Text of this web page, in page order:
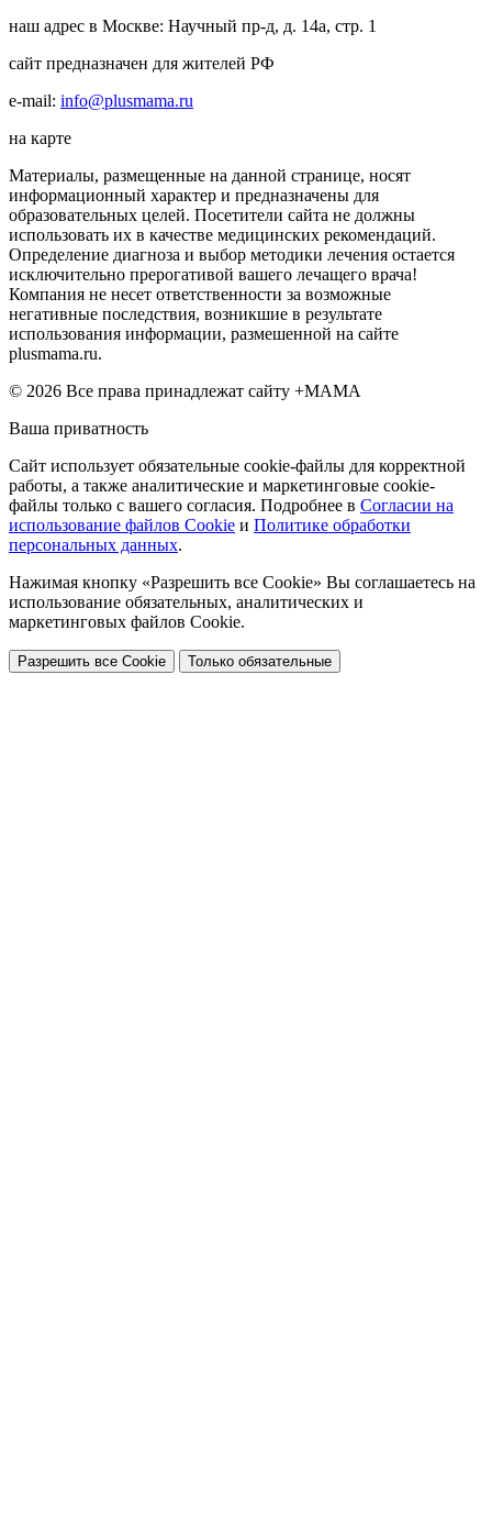
наш адрес в Москве: Научный пр-д, д. 14а, стр. 1
сайт предназначен для жителей РФ
e-mail: info@plusmama.ru
на карте
Материалы, размещенные на данной странице, носят
информационный характер и предназначены для
образовательных целей. Посетители сайта не должны
использовать их в качестве медицинских рекомендаций.
Определение диагноза и выбор методики лечения остается
исключительно прерогативой вашего лечащего врача!
Компания не несет ответственности за возможные
негативные последствия, возникшие в результате
использования информации, размешенной на сайте
plusmama.ru.
© 2026 Все права принадлежат сайту +МАМА
Ваша приватность
Сайт использует обязательные cookie-файлы для корректной
работы, а также аналитические и маркетинговые cookie-
файлы только с вашего согласия. Подробнее в Согласии на
использование файлов Cookie и Политике обработки
персональных данных.
Нажимая кнопку «Разрешить все Cookie» Вы соглашаетесь на
использование обязательных, аналитических и
маркетинговых файлов Cookie.
Разрешить все Cookie Только обязательные